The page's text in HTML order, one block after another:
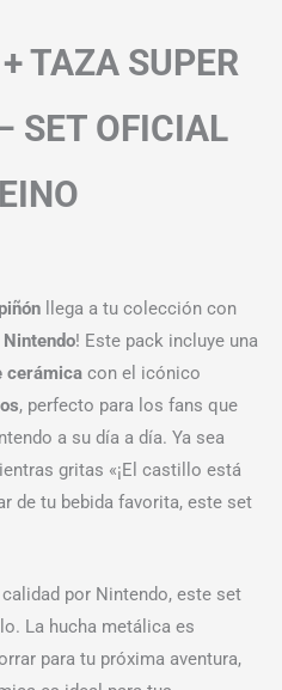
TAZA SUPER
SET OFICIAL
llega a tu colección con
Nintendo! Este pack incluye una
cerámica con el icónico
, perfecto para los fans que
a su día a día. Ya sea
gritas «¡El castillo está
de tu bebida favorita, este set
por Nintendo, este set
La hucha metálica es
para tu próxima aventura,